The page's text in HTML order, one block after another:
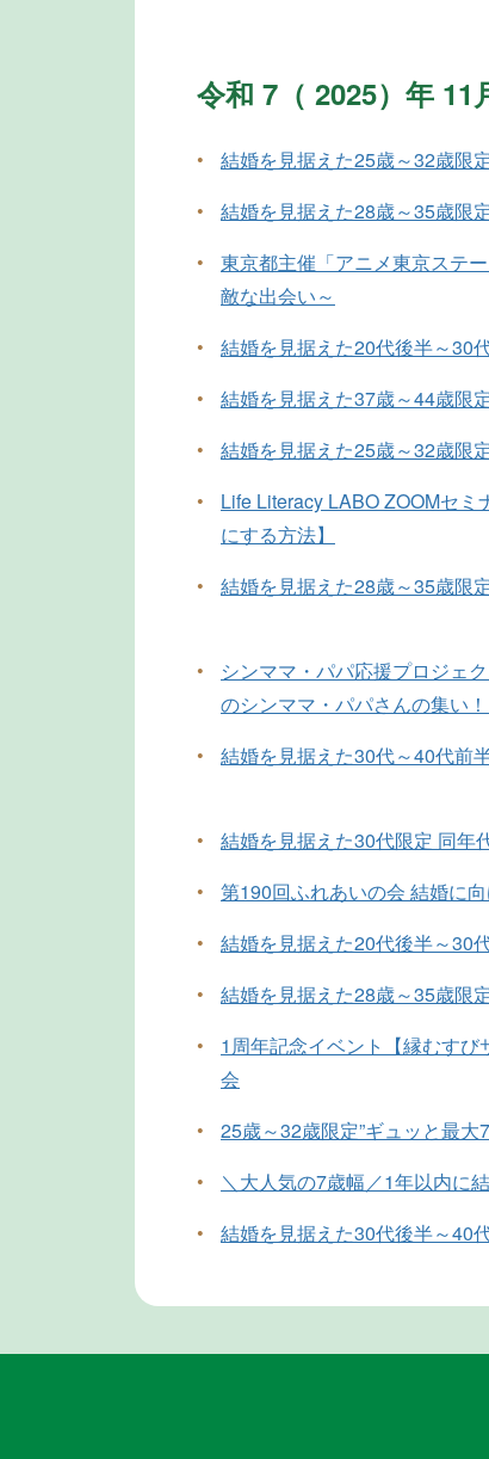
令和 7（ 2025）年
• 結婚を見据えた25歳～32歳限
•
結婚を見据えた28歳～35歳限
•
東京都主催「アニメ東京ステ
敵な出会い～
• 結婚を見据えた20代後半～30
•
結婚を見据えた37歳～44歳限
•
結婚を見据えた25歳～32歳限
•
Life Literacy LABO ZOOMセ
にする方法】
• 結婚を見据えた28歳～35歳限
•
シンママ・パパ応援プロジェ
のシンママ・パパさんの集い
• 結婚を見据えた30代～40代前
•
結婚を見据えた30代限定 同年
•
第190回ふれあいの会 結婚に
•
結婚を見据えた20代後半～30
•
結婚を見据えた28歳～35歳限
•
1周年記念イベント【縁むす
会
• 25歳～32歳限定”ギュッと最大
•
＼大人気の7歳幅／1年以内に
•
結婚を見据えた30代後半～40